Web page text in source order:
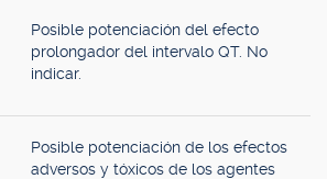
Posible potenciación del efecto
prolongador del intervalo QT. No
indicar.
Posible potenciación de los efectos
adversos y tóxicos de los agentes